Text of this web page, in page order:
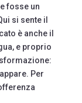
fosse un
si sente il
è anche il
e proprio
Per